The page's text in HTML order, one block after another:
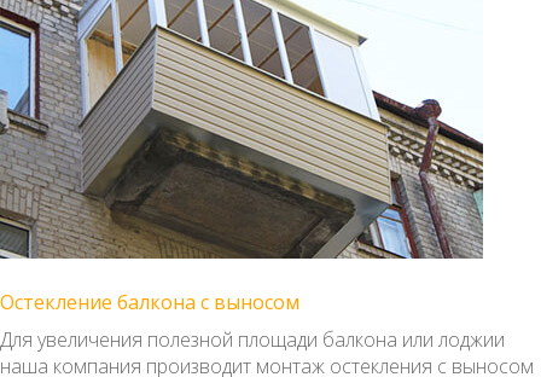
Остекление балкона с выносом
Для увеличения полезной площади балкона или лоджии
наша компания производит монтаж остекления с выносом